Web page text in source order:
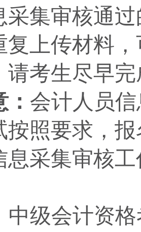
采集审核通
复上传材料
请考生尽早
会计人员
按照要求，
息采集审核
中级会计资